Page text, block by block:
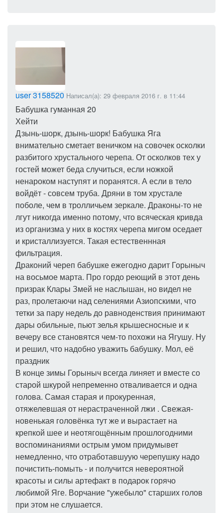
user 3158520 Написал(а): 29 февраля 2016 г. в 11:44
Бабушка гуманная 20
Хейти
Дзынь-шорк, дзынь-шорк! Бабушка Яга
внимательно сметает веничком на совочек осколки
разбитого хрустального черепа. От осколков тех у
гостей может беда случиться, если ножкой
ненароком наступят и поранятся. А если в тело
войдёт - совсем труба. Дряни в том хрустале
поболе, чем в тролличьем зеркале. Драконы-то не
лгут никогда именно потому, что всяческая кривда
из организма у них в костях черепа мигом оседает
и кристаллизуется. Такая естественнная
фильтрация.
Драконий череп бабушке ежегодно дарит Горыныч
на восьмое марта. Про гордо реющий в этот день
призрак Клары Змей не наслышан, но видел не
раз, пролетаючи над селениями Азиопскими, что
тетки за пару недель до равноденствия принимают
дары обильные, пьют зелья крышесносные и к
вечеру все становятся чем-то похожи на Ягушу. Ну
и решил, что надобно уважить бабушку. Мол, её
праздник
В конце зимы Горыныч всегда линяет и вместе со
старой шкурой непременно отваливается и одна
голова. Самая старая и прокуренная,
отяжелевшая от нерастраченной лжи . Свежая-
новенькая головёнка тут же и вырастает на
крепкой шее и неотягощённым прошлогодними
воспоминаниями острым умом придумывет
немедленно, что отработавшуую черепушку надо
почистить-помыть - и получится невероятной
красоты и силы артефакт в подарок горячо
любимой Яге. Ворчание "ужебыло" старших голов
при этом не слушается.